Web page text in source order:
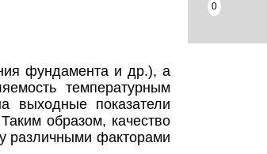
0
фундамента и др.), а
температурным
выходные показатели
образом, качество
различными факторами